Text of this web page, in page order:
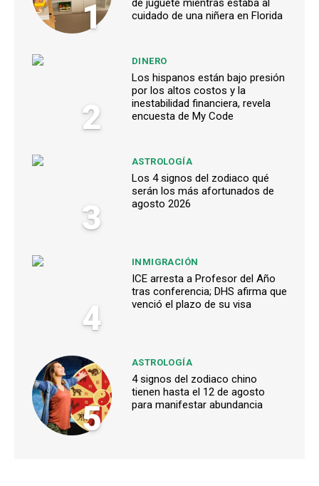
1
de juguete mientras estaba al
cuidado de una niñera en Florida
2
DINERO
Los hispanos están bajo presión
por los altos costos y la
inestabilidad financiera, revela
encuesta de My Code
3
ASTROLOGÍA
Los 4 signos del zodiaco qué
serán los más afortunados de
agosto 2026
4
INMIGRACIÓN
ICE arresta a Profesor del Año
tras conferencia; DHS afirma que
venció el plazo de su visa
5
ASTROLOGÍA
4 signos del zodiaco chino
tienen hasta el 12 de agosto
para manifestar abundancia